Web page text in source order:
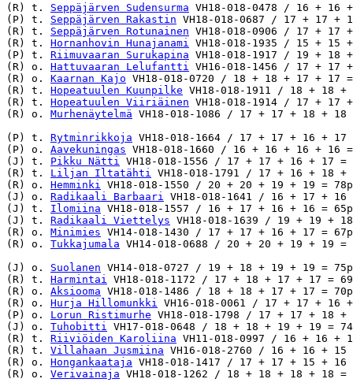
(R) t. Seppäjärven Sudensurma VH18-018-0478 / 16 +
(P) t. Seppäjärven Rakastin VH18-018-0687 / 17 + 17
(R) t. Seppäjärven Rotunainen VH18-018-0906 / 17 +
(R) t. Hornanhovin Hunajanami
VH18-018-1935 / 15 +
(P) t. Riimuvaaran Surukapina VH18-018-1917 / 19 + 18
(R) o. Hattuvaaran Lelufantti
VH16-018-1456 / 17 +
(R) o. Kaarnan Kajo VH18-018-0720 / 18 + 18 + 17 + 17
(R) t. Hopeatuulen Kuunpilke VH18-018-1911 / 18 + 18
(R) t. Hopeatuulen Viiriäinen VH18-018-1914 / 17 +
(R) o. Murhenäytelmä VH18-018-1086 / 17 + 17 + 18 +
(P) t. Rytminrikkoja VH18-018-1664 / 17 + 17 + 16 +
(P) o. Aavekuningas VH18-018-1660 / 16 + 16 + 16 + 16
(J) t. Pikku Nätti
VH18-018-1556 / 17 + 17 + 16 + 17
(R) t. Liljan Iltatähti
VH18-018-1791 / 17 + 16 + 18
(R) o. Hemminki
VH18-018-1550 / 20 + 20 + 19 + 19 =
(J) o. Radikaali Barbaari
VH18-018-1641 / 16 + 17 +
(J) t. Ilomiina VH18-018-1557 / 16 + 17 + 16 + 16 =
(J) t. Radikaali Viettelys VH18-018-1639 / 19 + 19 +
(R) o. Minimies VH14-018-1430 / 17 + 17 + 16 + 17 =
(R) o. Tukkajumala VH14-018-0688 / 20 + 20 + 19 + 19
(J) o. Suolanen VH14-018-0727 / 19 + 18 + 19 + 19 =
(R) t. Harmintai
VH18-018-1172 / 17 + 18 + 17 + 17 =
(R) o. Aksiooma VH18-018-1486 / 18 + 18 + 17 + 17 =
(R) o. Hurja Hillomunkki
VH16-018-0061 / 17 + 17 + 16
(P) o. Lorun Ristimurhe VH18-018-1798 / 17 + 17 + 18
(J) o. Tuhobitti
VH17-018-0648 / 18 + 18 + 19 + 19 =
(R) t. Riiviöiden Karoliina VH11-018-0997 / 16 + 16 +
(R) t. Villahaan Jusmiina VH16-018-2760 / 16 + 16 +
(R) o. Hongankaataja VH18-018-1417 / 17 + 17 + 15 +
(R) o. Verivainaja VH18-018-1262 / 18 + 18 + 18 + 18